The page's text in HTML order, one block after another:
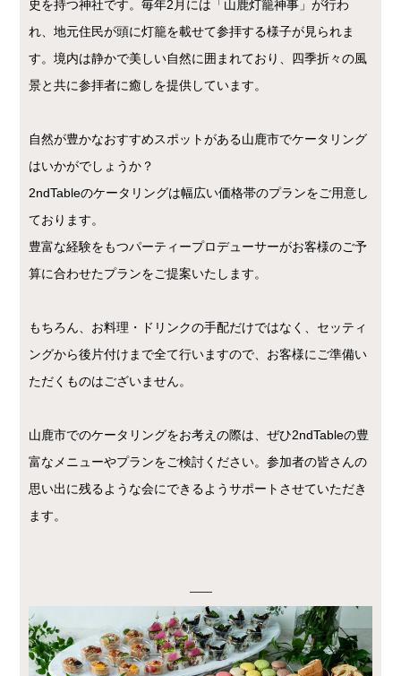
史を持つ神社です。毎年2月には「山鹿灯籠神事」が行わ
れ、地元住民が頭に灯籠を載せて参拝する様子が見られま
す。境内は静かで美しい自然に囲まれており、四季折々の風
景と共に参拝者に癒しを提供しています。
自然が豊かなおすすめスポットがある山鹿市でケータリング
はいかがでしょうか？
2ndTableのケータリングは幅広い価格帯のプランをご用意し
ております。
豊富な経験をもつパーティープロデューサーがお客様のご予
算に合わせたプランをご提案いたします。
もちろん、お料理・ドリンクの手配だけではなく、セッティ
ングから後片付けまで全て行いますので、お客様にご準備い
ただくものはございません。
山鹿市でのケータリングをお考えの際は、ぜひ2ndTableの豊
富なメニューやプランをご検討ください。参加者の皆さんの
思い出に残るような会にできるようサポートさせていただき
ます。